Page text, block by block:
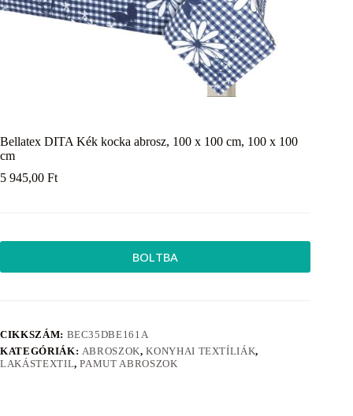
Bellatex DITA Kék kocka abrosz, 100 x 100 cm, 100 x 100
cm
5 945,00 Ft
BOLTBA
CIKKSZÁM: BEC35DBE161A
KATEGÓRIÁK: ABROSZOK,KONYHAI TEXTÍLIÁK,
LAKÁSTEXTIL,PAMUT ABROSZOK